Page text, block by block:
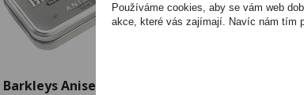
Barkleys Aniseed 50g
Používáme cookies, aby se vám web
akce, které vás zajímají. Navíc nám tím